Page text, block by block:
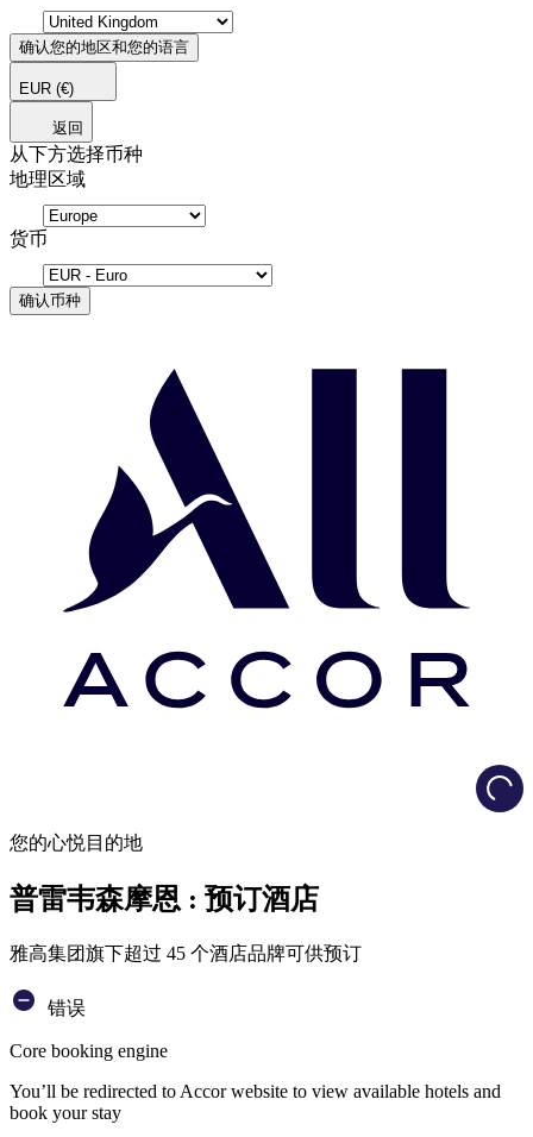
确认您的地区和您的语言
EUR (€)
返回
从下方选择币种
地理区域
货币
确认币种
您的心悦目的地
普雷韦森摩恩 : 预订酒店
雅高集团旗下超过 45 个酒店品牌可供预订
错误
Core booking engine
You’ll be redirected to Accor website to view available hotels and
book your stay